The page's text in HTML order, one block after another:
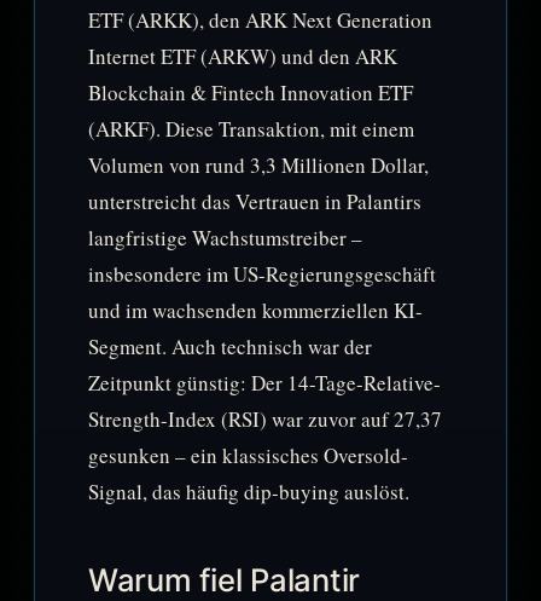
ETF (ARKK), den ARK Next Generation
Internet ETF (ARKW) und den ARK
Blockchain & Fintech Innovation ETF
(ARKF). Diese Transaktion, mit einem
Volumen von rund 3,3 Millionen Dollar,
unterstreicht das Vertrauen in Palantirs
langfristige Wachstumstreiber –
insbesondere im US-Regierungsgeschäft
und im wachsenden kommerziellen KI-
Segment. Auch technisch war der
Zeitpunkt günstig: Der 14-Tage-Relative-
Strength-Index (RSI) war zuvor auf 27,37
gesunken – ein klassisches Oversold-
Signal, das häufig dip-buying auslöst.
Warum fiel Palantir